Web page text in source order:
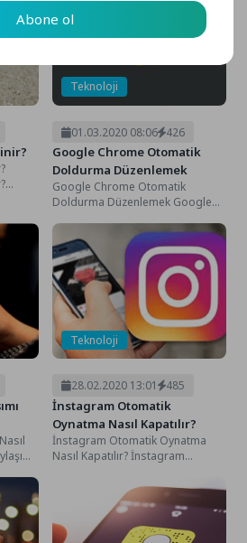
Teknoloji
01.03.2020 08:06 426
Google Chrome Otomatik
Doldurma Düzenlemek
Google Chrome Otomatik
Doldurma Düzenlemek Google
Düzenlemek kullanıcılarının
sürekli olarak farklı farklı...
Teknoloji
28.02.2020 13:01 485
İnstagram Otomatik
Oynatma Nasıl Kapatılır?
İnstagram Otomatik Oynatma
Nasıl Kapatılır? İnstagram
Kapatılır? günlük hayatımızın her
noktasında aktif...
Abone ol